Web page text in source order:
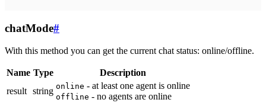
chatMode#
With this method you can get the current chat status: online/offline.
Name Type
Description
result string online - at least one agent is online
offline - no agents are online